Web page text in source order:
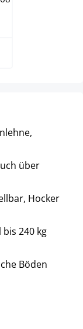
über
Hocker
240 kg
Böden